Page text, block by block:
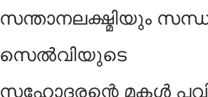
സന്താനലക്ഷ്മിയും
സെൽവിയുടെ
സഹോദരന്റെ മകൾ